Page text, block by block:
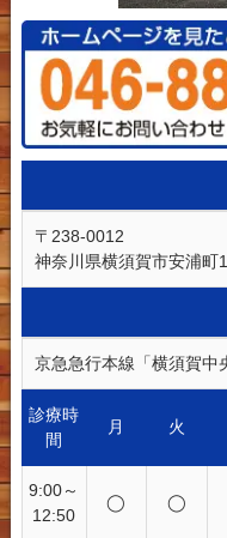
〒238-0012
神奈川県横須賀市安浦町
京急急行本線「横須賀中
診療時
間
月 火
9:00～
12:50
◯ ◯